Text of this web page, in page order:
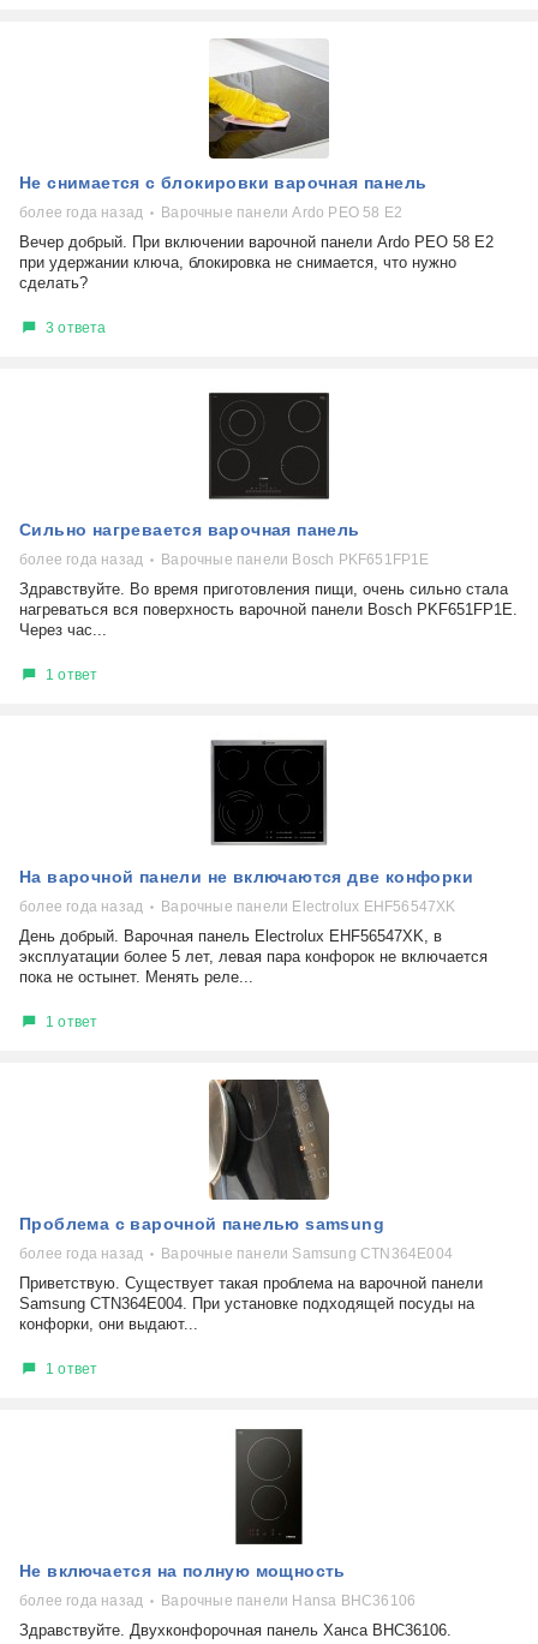
Не снимается с блокировки варочная панель
более года назад Варочные панели Ardo PEO 58 E2
Вечер добрый. При включении варочной панели Ardo PEO 58 E2
при удержании ключа, блокировка не снимается, что нужно
сделать?
3 ответа
Сильно нагревается варочная панель
более года назад Варочные панели Bosch PKF651FP1E
Здравствуйте. Во время приготовления пищи, очень сильно стала
нагреваться вся поверхность варочной панели Bosch PKF651FP1E.
Через час...
1 ответ
На варочной панели не включаются две конфорки
более года назад Варочные панели Electrolux EHF56547ХK
День добрый. Варочная панель Electrolux EHF56547ХK, в
эксплуатации более 5 лет, левая пара конфорок не включается
пока не остынет. Менять реле...
1 ответ
Проблема с варочной панелью samsung
более года назад Варочные панели Samsung CTN364E004
Приветствую. Существует такая проблема на варочной панели
Samsung CTN364E004. При установке подходящей посуды на
конфорки, они выдают...
1 ответ
Не включается на полную мощность
более года назад Варочные панели Hansa BHC36106
Здравствуйте. Двухконфорочная панель Ханса BHC36106.